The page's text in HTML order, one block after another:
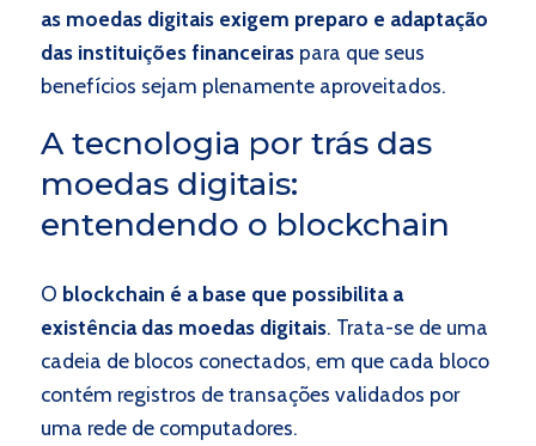
as moedas digitais exigem preparo e adaptação
das instituições financeiraspara que seus
benefícios sejam plenamente aproveitados.
A tecnologia por trás das
moedas digitais:
entendendo o blockchain
O blockchain é a base que possibilita a
existência das moedas digitais. Trata-se de uma
cadeia de blocos conectados, em que cada bloco
contém registros de transações validados por
uma rede de computadores.